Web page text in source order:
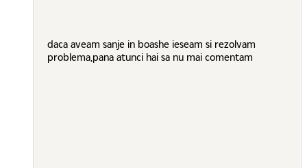
daca aveam sanje in boashe ieseam si rezolvam
problema,pana atunci hai sa nu mai comentam